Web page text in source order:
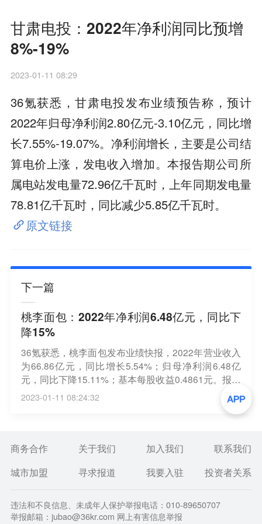
甘肃电投：2022年净利润同比预增
8%-19%
2023-01-11 08:29
36氪获悉，甘肃电投发布业绩预告称，预计
2022年归母净利润2.80亿元-3.10亿元，同比增
长7.55%-19.07%。净利润增长，主要是公司结
算电价上涨，发电收入增加。本报告期公司所
属电站发电量72.96亿千瓦时，上年同期发电量
78.81亿千瓦时，同比减少5.85亿千瓦时。
原文链接
下一篇
桃李面包：2022年净利润6.48亿元，同比下
降15%
36氪获悉，桃李面包发布业绩快报，2022年营业收入
为66.86亿元，同比增长5.54%；归母净利润6.48亿
元，同比下降15.11%；基本每股收益0.4861元。报告
期内，受疫情及部分地区夏季持续高温限电影响，报
告期内终端配送服务等成本费用均有所增长，加之部
2023-01-11 08:24:32
商务合作 关于我们 加入我们
联系我们
城市加盟
寻求报道 我要入驻 投资者关系
违法和不良信息、未成年人保护举报电话：010-89650707
举报邮箱：jubao@36kr.com 网上有害信息举报